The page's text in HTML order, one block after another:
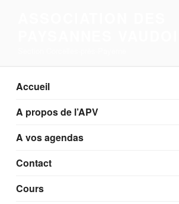
Accueil
A propos de l’APV
A vos agendas
Contact
Cours